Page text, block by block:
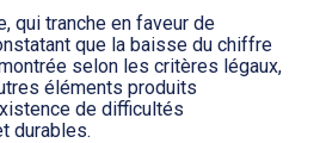
qui tranche en faveur de
que la baisse du chiffre
selon les critères légaux,
éléments produits
de difficultés
durables.